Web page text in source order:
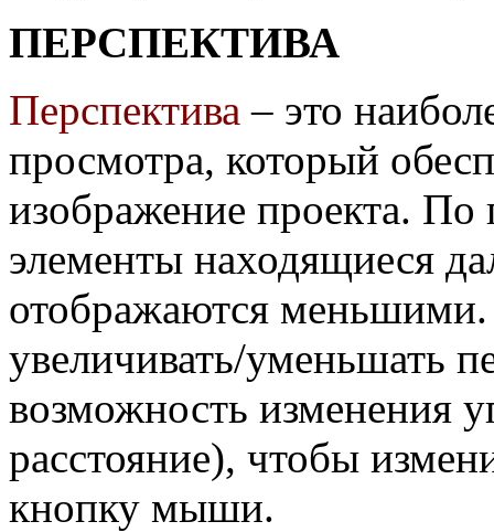
ПЕРСПЕКТИВА
Перспектива – это
просмотра, который
изображение проекта. По
элементы находящиеся
отображаются
увеличивать/уменьшать
возможность изменения
расстояние), чтобы
кнопку мыши.